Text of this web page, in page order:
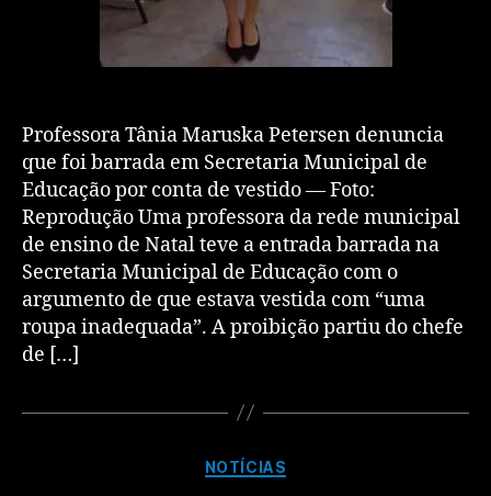
Professora Tânia Maruska Petersen denuncia
que foi barrada em Secretaria Municipal de
Educação por conta de vestido — Foto:
Reprodução Uma professora da rede municipal
de ensino de Natal teve a entrada barrada na
Secretaria Municipal de Educação com o
argumento de que estava vestida com “uma
roupa inadequada”. A proibição partiu do chefe
de […]
NOTÍCIAS